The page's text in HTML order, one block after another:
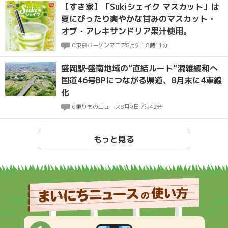
【すき家】「Sukiシェイク マスカット」は
夏にぴったり爽やかな甘みのマスカット・
オブ・アレキサンドリア果汁使用。
0東京バーゲンマニア8月9日 8時11分
盛岡駅‐盛南地域の“直結ルート”混雑緩和へ
国道46号BPにつながる県道、8月末に4車線
化
0乗りものニュース8月9日 7時42分
もっと見る